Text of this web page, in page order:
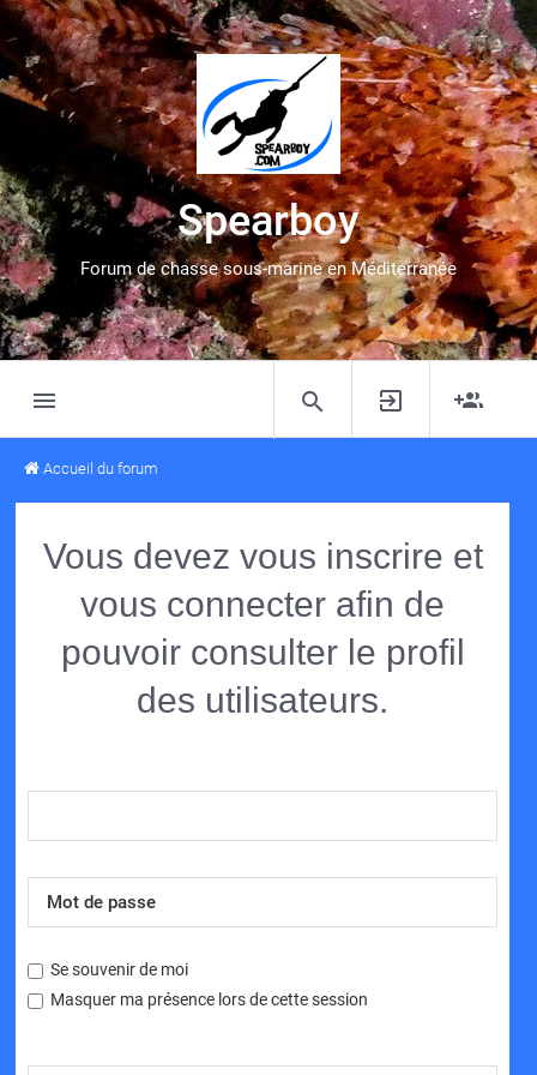
Spearboy
Forum de chasse sous-marine en Méditerranée
Accueil du forum
Vous devez vous inscrire et
vous connecter afin de
pouvoir consulter le profil
des utilisateurs.
Se souvenir de moi
Masquer ma présence lors de cette session